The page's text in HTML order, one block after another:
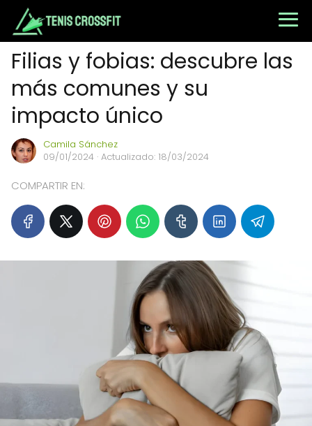
Filias y fobias: descubre las
más comunes y su
impacto único
Camila Sánchez
09/01/2024 · Actualizado: 18/03/2024
COMPARTIR EN: